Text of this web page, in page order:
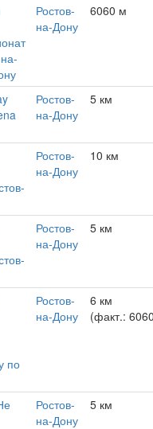
Ростов-
на-Дону
6060 м
Ростов-
на-Дону
5 км
Ростов-
на-Дону
10 км
Ростов-
на-Дону
5 км
по
Ростов-
на-Дону
6 км
(факт.:
Ростов-
на-Дону
5 км